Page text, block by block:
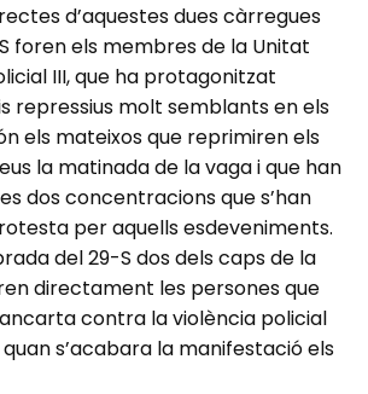
d’aquestes dues càrregues
foren els membres de la Unitat
III, que ha protagonitzat
repressius molt semblants en els
els mateixos que reprimiren els
la matinada de la vaga i que han
dos concentracions que s’han
per aquells esdeveniments.
del 29-S dos dels caps de la
directament les persones que
contra la violència policial
s’acabara la manifestació els